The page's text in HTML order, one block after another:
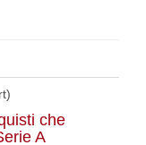
che
A